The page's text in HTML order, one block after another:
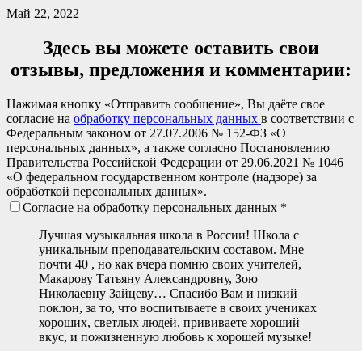
Май 22, 2022
Здесь вы можете оставить свои
отзывы, предложения и комментарии:
Нажимая кнопку «Отправить сообщение», Вы даёте свое
согласие на обработку персональных данных в соответствии с
Федеральным законом от 27.07.2006 № 152-ФЗ «О
персональных данных», а также согласно Постановлению
Правительства Российской Федерации от 29.06.2021 № 1046
«О федеральном государственном контроле (надзоре) за
обработкой персональных данных».
Согласие на обработку персональных данных *
Лучшая музыкальная школа в России! Школа с
уникальным преподавательским составом. Мне
почти 40 , но как вчера помню своих учителей,
Макарову Татьяну Александровну, Зою
Николаевну Зайцеву… Спасибо Вам и низкий
поклон, за то, что воспитываете в своих учениках
хороших, светлых людей, прививаете хороший
вкус, и пожизненную любовь к хорошей музыке!